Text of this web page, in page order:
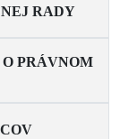
RADY
PRÁVNOM